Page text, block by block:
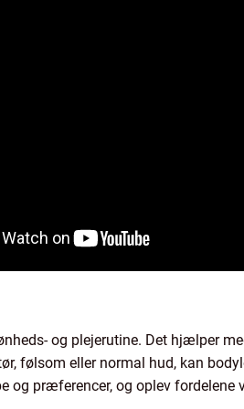
og plejerutine. Det hjælper
følsom eller normal hud, kan
og præferencer, og oplev fordelene